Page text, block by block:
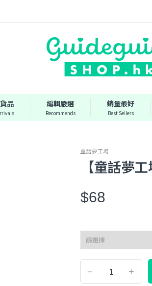
品 編輯嚴選
Recommends
銷量最好
Best Sellers
童話夢工場
【童話夢
$68